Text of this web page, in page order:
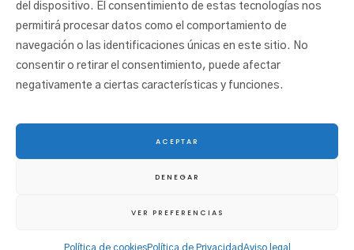
del dispositivo. El consentimiento de estas tecnologías nos
permitirá procesar datos como el comportamiento de
navegación o las identificaciones únicas en este sitio. No
consentir o retirar el consentimiento, puede afectar
negativamente a ciertas características y funciones.
ACEPTAR
DENEGAR
VER PREFERENCIAS
Política de cookiesPolítica de PrivacidadAviso legal
Aviso legal|